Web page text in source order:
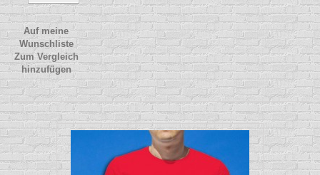
Auf meine
Wunschliste
Zum Vergleich
hinzufügen